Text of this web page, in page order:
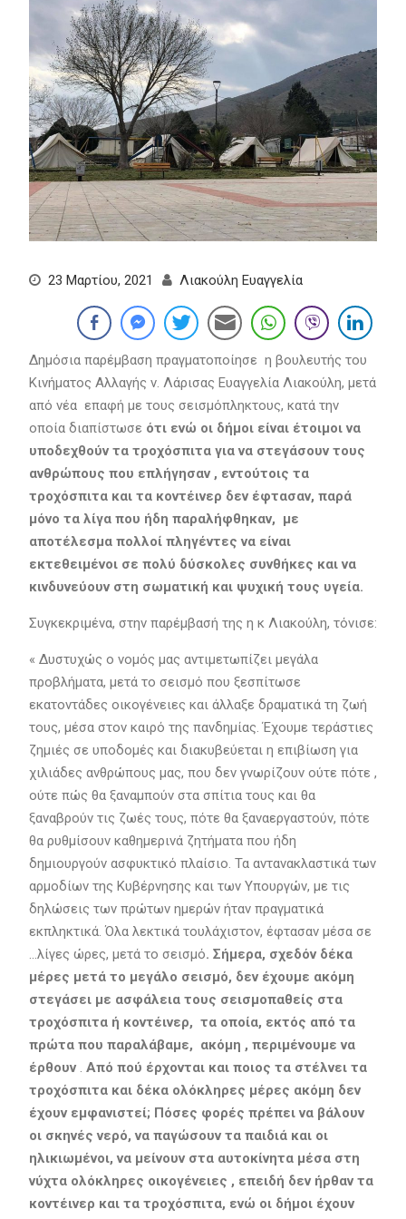
23 Μαρτίου, 2021 Λιακούλη Ευαγγελία
Δημόσια παρέμβαση πραγματοποίησε η βουλευτής του
Κινήματος Αλλαγής ν. Λάρισας Ευαγγελία Λιακούλη, μετά
από νέα επαφή με τους σεισμόπληκτους, κατά την
οποία διαπίστωσε ότι ενώ οι δήμοι είναι έτοιμοι να
υποδεχθούν τα τροχόσπιτα για να στεγάσουν τους
ανθρώπους που επλήγησαν , εντούτοις τα
τροχόσπιτα και τα κοντέινερ δεν έφτασαν, παρά
μόνο τα λίγα που ήδη παραλήφθηκαν, με
αποτέλεσμα πολλοί πληγέντες να είναι
εκτεθειμένοι σε πολύ δύσκολες συνθήκες και να
κινδυνεύουν στη σωματική και ψυχική τους υγεία.
Συγκεκριμένα, στην παρέμβασή της η κ Λιακούλη, τόνισε:
« Δυστυχώς ο νομός μας αντιμετωπίζει μεγάλα
προβλήματα, μετά το σεισμό που ξεσπίτωσε
εκατοντάδες οικογένειες και άλλαξε δραματικά τη ζωή
τους, μέσα στον καιρό της πανδημίας. Έχουμε τεράστιες
ζημιές σε υποδομές και διακυβεύεται η επιβίωση για
χιλιάδες ανθρώπους μας, που δεν γνωρίζουν ούτε πότε ,
ούτε πώς θα ξαναμπούν στα σπίτια τους και θα
ξαναβρούν τις ζωές τους, πότε θα ξαναεργαστούν, πότε
θα ρυθμίσουν καθημερινά ζητήματα που ήδη
δημιουργούν ασφυκτικό πλαίσιο. Τα αντανακλαστικά των
αρμοδίων της Κυβέρνησης και των Υπουργών, με τις
δηλώσεις των πρώτων ημερών ήταν πραγματικά
εκπληκτικά. Όλα λεκτικά τουλάχιστον, έφτασαν μέσα σε
…λίγες ώρες, μετά το σεισμό. Σήμερα, σχεδόν δέκα
μέρες μετά το μεγάλο σεισμό, δεν έχουμε ακόμη
στεγάσει με ασφάλεια τους σεισμοπαθείς στα
τροχόσπιτα ή κοντέινερ, τα οποία, εκτός από τα
πρώτα που παραλάβαμε, ακόμη , περιμένουμε να
έρθουν
Από πού έρχονται και ποιος τα στέλνει τα
τροχόσπιτα και δέκα ολόκληρες μέρες ακόμη δεν
έχουν εμφανιστεί; Πόσες φορές πρέπει να βάλουν
οι σκηνές νερό, να παγώσουν τα παιδιά και οι
ηλικιωμένοι, να μείνουν στα αυτοκίνητα μέσα στη
νύχτα ολόκληρες οικογένειες , επειδή δεν ήρθαν τα
κοντέινερ και τα τροχόσπιτα, ενώ οι δήμοι έχουν